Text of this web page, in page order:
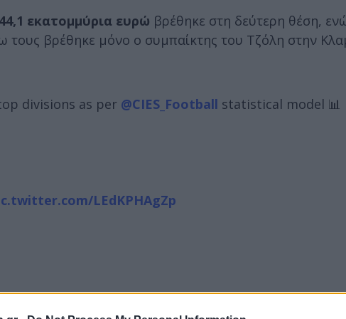
44,1 εκατομμύρια ευρώ βρέθηκε στη δεύτερη θέση,
τους βρέθηκε μόνο ο συμπαίκτης του Τζόλη στην
divisions as per @CIES_Football statistical model 📊
LEdKPHAgZp